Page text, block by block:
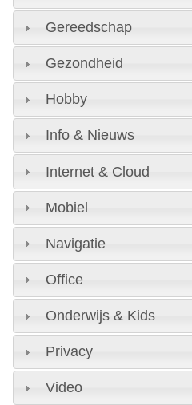
Gereedschap
Gezondheid
Hobby
Info & Nieuws
Internet & Cloud
Mobiel
Navigatie
Office
Onderwijs & Kids
Privacy
Video